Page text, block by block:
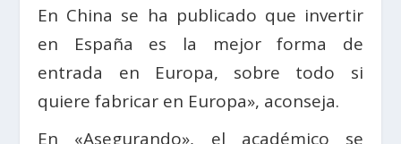
En China se ha publicado que invertir
en España es la mejor forma de
entrada en Europa, sobre todo si
quiere fabricar en Europa», aconseja.
En «Asegurando», el académico se